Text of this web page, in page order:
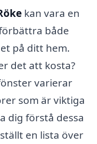
kan vara en
både
på ditt hem.
det att kosta?
varierar
som är viktiga
dig förstå dessa
en lista över